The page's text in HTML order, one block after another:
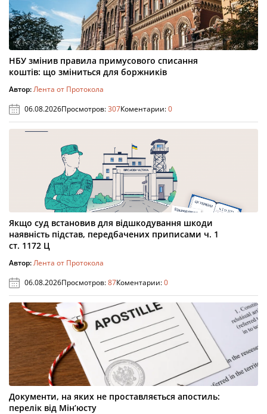
НБУ змінив правила примусового списання
коштів: що зміниться для боржників
Автор:Лента от Протокола
06.08.2026Просмотров:307Коментарии:0
Якщо суд встановив для відшкодування шкоди
наявність підстав, передбачених приписами ч. 1
ст. 1172 Ц
Автор:Лента от Протокола
06.08.2026Просмотров:87Коментарии:0
Документи, на яких не проставляється апостиль:
перелік від Мін’юсту